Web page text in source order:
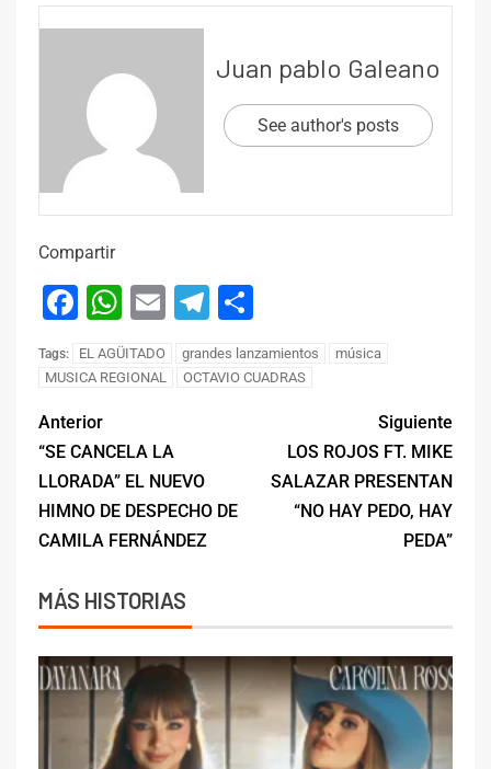
Juan pablo Galeano
See author's posts
Compartir
Facebook
WhatsApp
EmailTelegram
Tags: EL AGÜITADO grandes lanzamientos
música
MUSICA REGIONAL
OCTAVIO CUADRAS
Anterior
“SE CANCELA LA
LLORADA” EL NUEVO
HIMNO DE DESPECHO DE
CAMILA FERNÁNDEZ
Siguiente
LOS ROJOS FT. MIKE
SALAZAR PRESENTAN
“NO HAY PEDO, HAY
PEDA”
MÁS HISTORIAS